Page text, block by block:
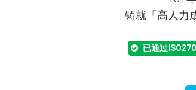
铸就「高人力
已通过